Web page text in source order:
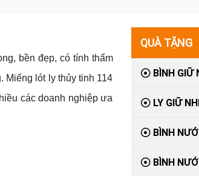
bền đẹp, có tính thẩm
lót ly thủy tinh 114
các doanh nghiệp ưa
QUÀ TẶNG
BÌNH GIỮ
LY GIỮ
BÌNH
BÌNH